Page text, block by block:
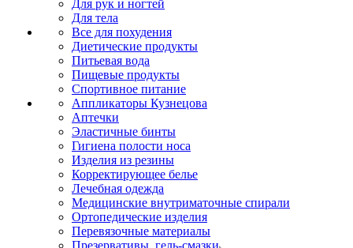
Для рук и ногтей
Для тела
Все для похудения
Диетические продукты
Питьевая вода
Пищевые продукты
Спортивное питание
Аппликаторы Кузнецова
Аптечки
Эластичные бинты
Гигиена полости носа
Изделия из резины
Корректирующее белье
Лечебная одежда
Медицинские внутриматочные спирали
Ортопедические изделия
Перевязочные материалы
Презервативы, гель-смазки